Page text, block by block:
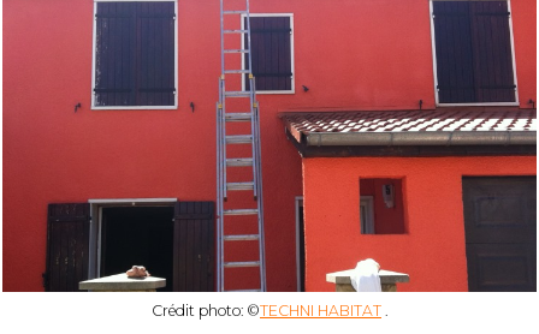
Crédit photo: ©TECHNI HABITAT .